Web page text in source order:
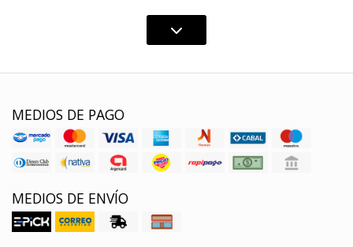
MEDIOS DE PAGO
MEDIOS DE ENVÍO